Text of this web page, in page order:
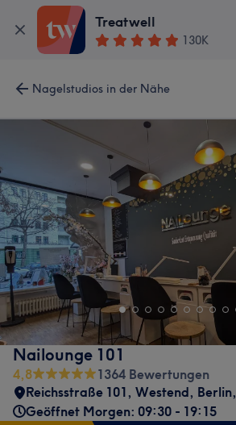
Treatwell
130K
Nagelstudios in der Nähe
Nailounge 101
4,8
1364 Bewertungen
Reichsstraße 101, Westend, Berlin,
Geöffnet Morgen: 09:30 - 19:15